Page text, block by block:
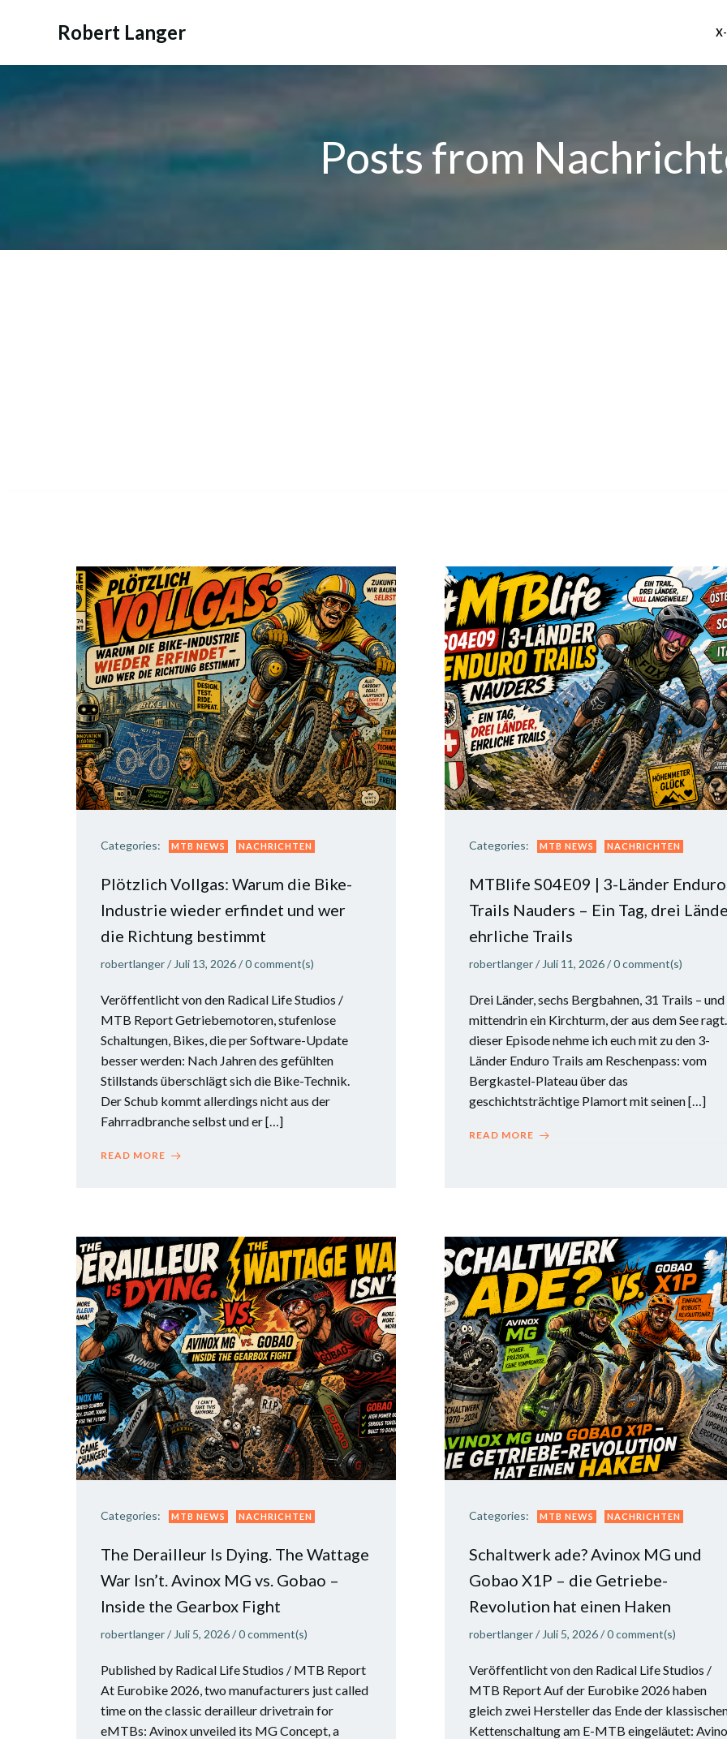
Robert Langer
Posts from
Categories: MTB NEWS NACHRICHTEN
Plötzlich Vollgas: Warum die Bike-
Industrie wieder erfindet und wer
die Richtung bestimmt
robertlanger/ Juli 13, 2026/0comment(s)
Veröffentlicht von den Radical Life Studios /
MTB Report Getriebemotoren, stufenlose
Schaltungen, Bikes, die per Software-Update
besser werden: Nach Jahren des gefühlten
Stillstands überschlägt sich die Bike-Technik.
Der Schub kommt allerdings nicht aus der
Fahrradbranche selbst und er […]
READ MORE
Categories: MTB NEWS NACHRICHTEN
MTBlife S04E09 | 3-Länder Enduro
Trails Nauders – Ein Tag, drei
ehrliche Trails
robertlanger/ Juli 11, 2026/0comment(s)
Drei Länder, sechs Bergbahnen, 31 Trails – und
mittendrin ein Kirchturm, der aus dem See
dieser Episode nehme ich euch mit zu den 3-
Länder Enduro Trails am Reschenpass: vom
Bergkastel-Plateau über das
geschichtsträchtige Plamort mit seinen […]
READ MORE
Categories: MTB NEWS NACHRICHTEN
The Derailleur Is Dying. The Wattage
War Isn’t. Avinox MG vs. Gobao –
Inside the Gearbox Fight
robertlanger/ Juli 5, 2026/0comment(s)
Published by Radical Life Studios / MTB Report
At Eurobike 2026, two manufacturers just called
time on the classic derailleur drivetrain for
eMTBs: Avinox unveiled its MG Concept, a
Categories: MTB NEWS NACHRICHTEN
Schaltwerk ade? Avinox MG und
Gobao X1P – die Getriebe-
Revolution hat einen Haken
robertlanger/ Juli 5, 2026/0comment(s)
Veröffentlicht von den Radical Life Studios /
MTB Report Auf der Eurobike 2026 haben
gleich zwei Hersteller das Ende der
Kettenschaltung am E-MTB eingeläutet: